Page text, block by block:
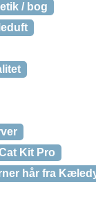
/ bog
Kit Pro
hår fra